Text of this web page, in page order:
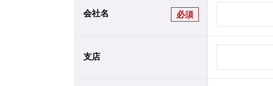
会社名 必須
支店